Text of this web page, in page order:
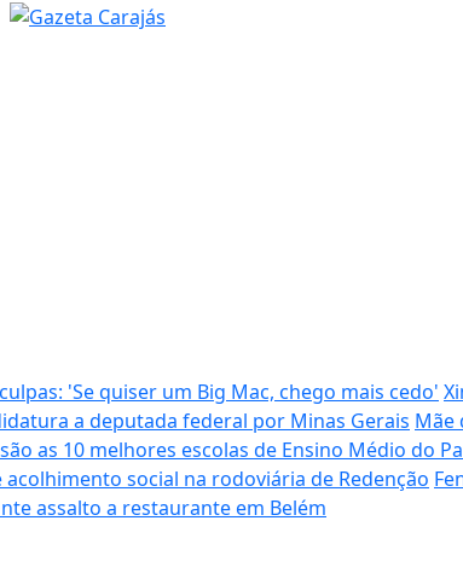
'Se quiser um Big Mac, chego mais cedo'
a deputada federal por Minas Gerais Mãe
as 10 melhores escolas de Ensino Médio do
social na rodoviária de Redenção
assalto a restaurante em Belém